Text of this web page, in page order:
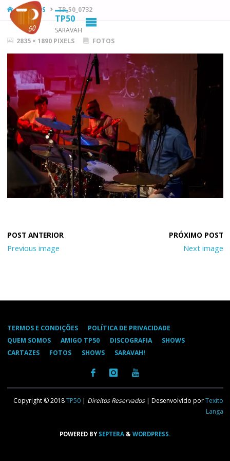
TP50
SARAVAH
HOMEFOTOS TP_50_0732
FULL2835 × 1890 PIXELS FOTOS
Previous image Next image
TERMOS E CONDIÇÕES
POLÍTICA DE PRIVACIDADE
QUEM SOMOS
AMIGO TP50 DISCOGRAFIA
SHOWS
CARTAZES
FOTOS SHOWS SARAVAH!
Copyright © 2018TP50 | Direitos Reservados| Desenvolvido porTexito
Langa
POWERED BYSEPTERA & WORDPRESS.